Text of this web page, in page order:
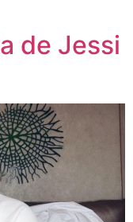
de Jessi